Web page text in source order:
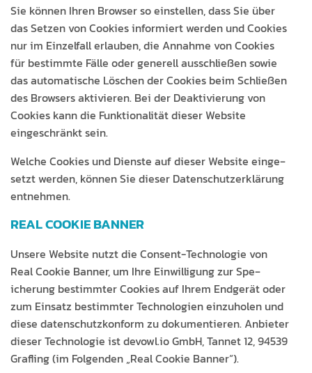
Sie kön­nen Ihren Brows­er so ein­stellen, dass Sie über
das Set­zen von Cook­ies informiert wer­den und Cook­ies
nur im Einzelfall erlauben, die Annahme von Cook­ies
für bes­timmte Fälle oder generell auss­chließen sowie
das automa­tis­che Löschen der Cook­ies beim Schließen
des Browsers aktivieren. Bei der Deak­tivierung von
Cook­ies kann die Funk­tion­al­ität dieser Web­site
eingeschränkt sein.
Welche Cook­ies und Dien­ste auf dieser Web­site einge­
set­zt wer­den, kön­nen Sie dieser Daten­schutzerk­lärung
entnehmen.
REAL COOKIE BANNER
Unsere Web­site nutzt die Con­sent-Tech­nolo­gie von
Real Cook­ie Ban­ner, um Ihre Ein­willi­gung zur Spe­
icherung bes­timmter Cook­ies auf Ihrem Endgerät oder
zum Ein­satz bes­timmter Tech­nolo­gien einzu­holen und
diese daten­schutzkon­form zu doku­men­tieren. Anbi­eter
dieser Tech­nolo­gie ist devowl.io GmbH, Tan­net 12, 94539
Grafling (im Fol­gen­den „Real Cook­ie Banner“).